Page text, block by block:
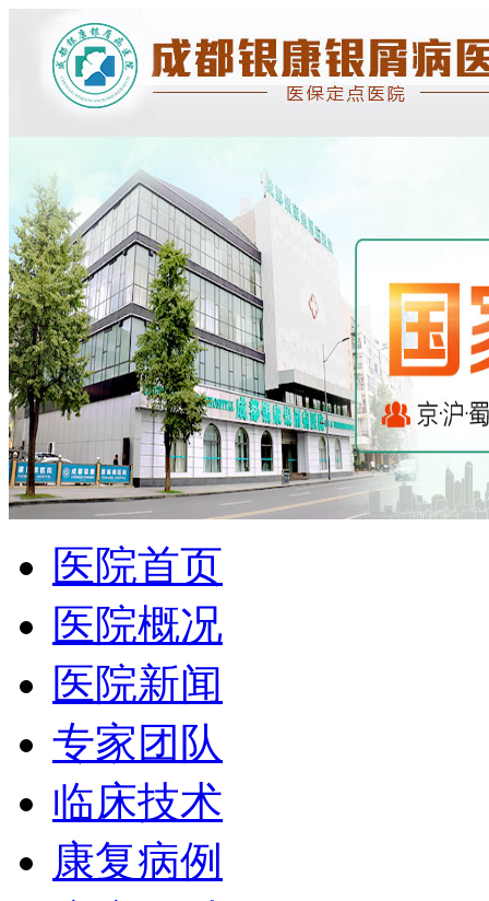
医院首页
医院概况
医院新闻
专家团队
临床技术
康复病例